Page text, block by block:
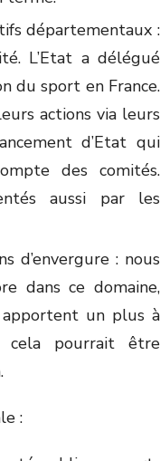
départementaux :
L’Etat a délégué
du sport en France.
actions via leurs
d’Etat qui
des comités.
aussi par les
d’envergure : nous
dans ce domaine,
apportent un plus à
cela pourrait être
: